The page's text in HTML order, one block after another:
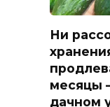
Ни
месяцы
дачном